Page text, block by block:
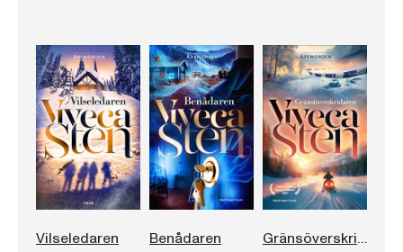
Vilseledaren Benådaren Gränsöverskridaren